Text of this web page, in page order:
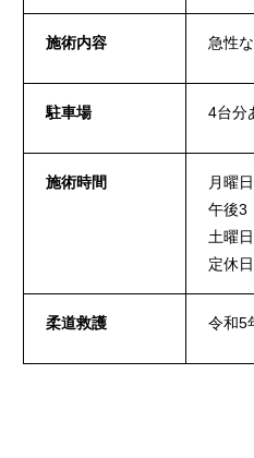
お問い合わせ
施術内容 急性
駐車場 4台分
施術時間
月曜
午後3
土曜
定休
柔道救護 令和5